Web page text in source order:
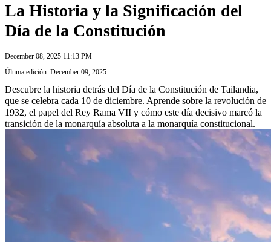
La Historia y la Significación del
Día de la Constitución
December 08, 2025 11:13 PM
Última edición: December 09, 2025
Descubre la historia detrás del Día de la Constitución de Tailandia,
que se celebra cada 10 de diciembre. Aprende sobre la revolución de
1932, el papel del Rey Rama VII y cómo este día decisivo marcó la
transición de la monarquía absoluta a la monarquía constitucional.